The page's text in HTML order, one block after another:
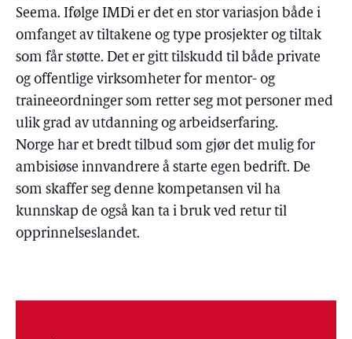
Seema. Ifølge IMDi er det en stor variasjon både i
omfanget av tiltakene og type prosjekter og tiltak
som får støtte. Det er gitt tilskudd til både private
og offentlige virksomheter for mentor- og
traineeordninger som retter seg mot personer med
ulik grad av utdanning og arbeidserfaring.
Norge har et bredt tilbud som gjør det mulig for
ambisiøse innvandrere å starte egen bedrift. De
som skaffer seg denne kompetansen vil ha
kunnskap de også kan ta i bruk ved retur til
opprinnelseslandet.